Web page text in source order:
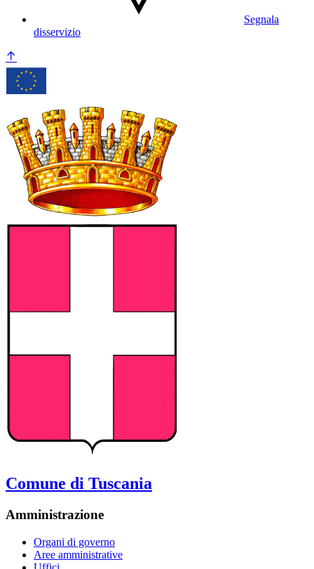
Segnala
disservizio
Comune di Tuscania
Amministrazione
Organi di governo
Aree amministrative